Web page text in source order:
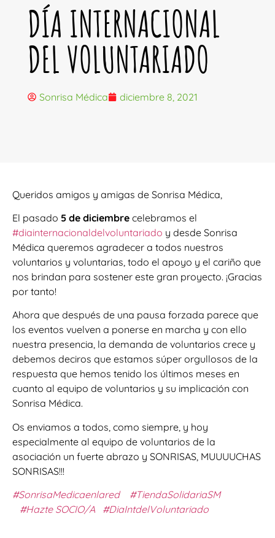
DÍA INTERNACIONAL
DEL VOLUNTARIADO
Sonrisa Médica diciembre 8, 2021
Queridos amigos y amigas de Sonrisa Médica,
El pasado 5 de diciembre celebramos el
#diainternacionaldelvoluntariado y desde Sonrisa
Médica queremos agradecer a todos nuestros
voluntarios y voluntarias, todo el apoyo y el cariño que
nos brindan para sostener este gran proyecto. ¡Gracias
por tanto!
Ahora que después de una pausa forzada parece que
los eventos vuelven a ponerse en marcha y con ello
nuestra presencia, la demanda de voluntarios crece y
debemos deciros que estamos súper orgullosos de la
respuesta que hemos tenido los últimos meses en
cuanto al equipo de voluntarios y su implicación con
Sonrisa Médica.
Os enviamos a todos, como siempre, y hoy
especialmente al equipo de voluntarios de la
asociación un fuerte abrazo y SONRISAS, MUUUUCHAS
SONRISAS!!!
#SonrisaMedicaenlared
#TiendaSolidariaSM
#Hazte SOCIO/A
#DiaIntdelVoluntariado